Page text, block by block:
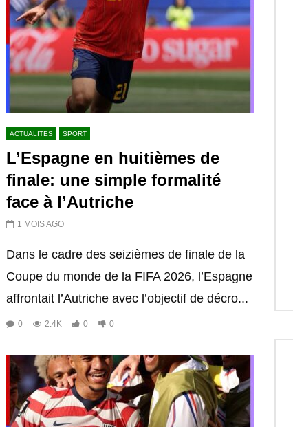
ACTUALITES SPORT
L’Espagne en huitièmes de
finale: une simple formalité
face à l’Autriche
1 MOIS AGO
Dans le cadre des seizièmes de finale de la
Coupe du monde de la FIFA 2026, l’Espagne
affrontait l’Autriche avec l’objectif de décro...
0 2.4K 0 0